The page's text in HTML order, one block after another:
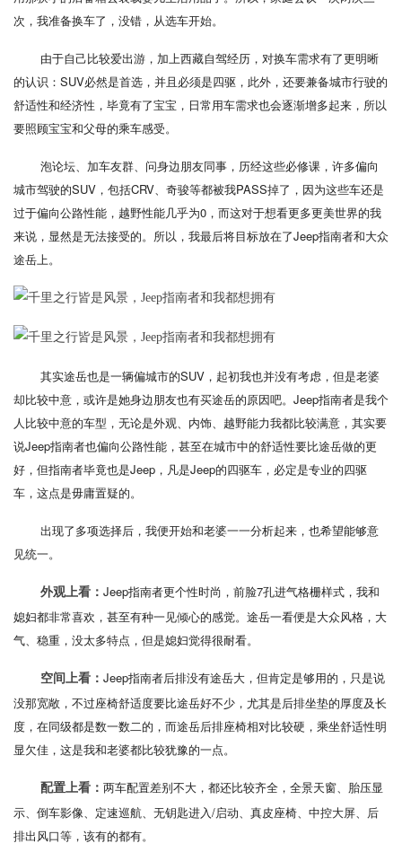
次，我准备换车了，没错，从选车开始。
由于自己比较爱出游，加上西藏自驾经历，对换车需求有了更明晰
的认识：SUV必然是首选，并且必须是四驱，此外，还要兼备城市行驶的
舒适性和经济性，毕竟有了宝宝，日常用车需求也会逐渐增多起来，所以
要照顾宝宝和父母的乘车感受。
泡论坛、加车友群、问身边朋友同事，历经这些必修课，许多偏向
城市驾驶的SUV，包括CRV、奇骏等都被我PASS掉了，因为这些车还是
过于偏向公路性能，越野性能几乎为0，而这对于想看更多更美世界的我
来说，显然是无法接受的。所以，我最后将目标放在了Jeep指南者和大众
途岳上。
其实途岳也是一辆偏城市的SUV，起初我也并没有考虑，但是老婆
却比较中意，或许是她身边朋友也有买途岳的原因吧。Jeep指南者是我个
人比较中意的车型，无论是外观、内饰、越野能力我都比较满意，其实要
说Jeep指南者也偏向公路性能，甚至在城市中的舒适性要比途岳做的更
好，但指南者毕竟也是Jeep，凡是Jeep的四驱车，必定是专业的四驱
车，这点是毋庸置疑的。
出现了多项选择后，我便开始和老婆一一分析起来，也希望能够意
见统一。
外观上看： Jeep指南者更个性时尚，前脸7孔进气格栅样式，我和
媳妇都非常喜欢，甚至有种一见倾心的感觉。途岳一看便是大众风格，大
气、稳重，没太多特点，但是媳妇觉得很耐看。
空间上看： Jeep指南者后排没有途岳大，但肯定是够用的，只是说
没那宽敞，不过座椅舒适度要比途岳好不少，尤其是后排坐垫的厚度及长
度，在同级都是数一数二的，而途岳后排座椅相对比较硬，乘坐舒适性明
显欠佳，这是我和老婆都比较犹豫的一点。
配置上看： 两车配置差别不大，都还比较齐全，全景天窗、胎压显
示、倒车影像、定速巡航、无钥匙进入/启动、真皮座椅、中控大屏、后
排出风口等，该有的都有。